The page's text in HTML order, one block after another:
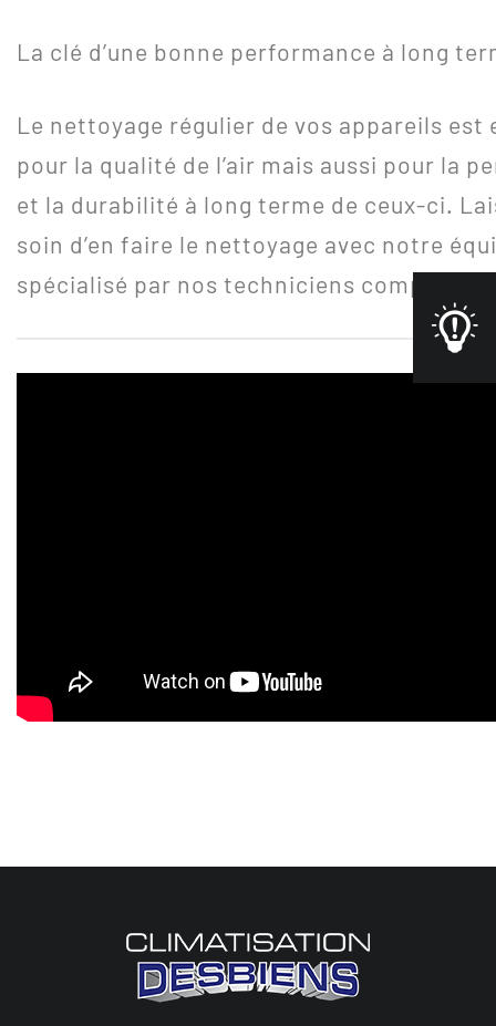
La clé d’une bonne performance à long
Le nettoyage régulier de vos appareils est
pour la qualité de l’air mais aussi pour la
et la durabilité à long terme de ceux-ci.
soin d’en faire le nettoyage avec notre
spécialisé par nos techniciens